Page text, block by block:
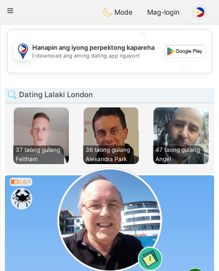
PhilippinesChat
Toggle
Mode Mag-login
💖
💕
Hanapin ang iyong perpektong kapareha
I-download ang aming dating app ngayon!
Dating Lalaki London
37 taong gulang
Feltham
36 taong gulang
Alexandra Park
47 taong gulang
Angel
0.6/1
1